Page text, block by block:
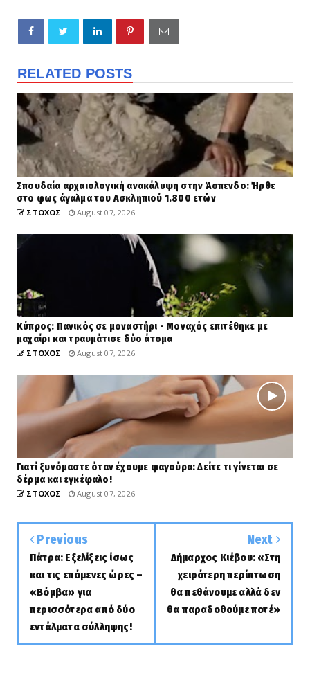
RELATED POSTS
Σπουδαία αρχαιολογική ανακάλυψη στην Άσπενδο: Ήρθε
στο φως άγαλμα του Ασκληπιού 1.800 ετών
ΣΤΟΧΟΣ August 07, 2026
Κύπρος: Πανικός σε μοναστήρι - Μοναχός επιτέθηκε με
μαχαίρι και τραυμάτισε δύο άτομα
ΣΤΟΧΟΣ August 07, 2026
Γιατί ξυνόμαστε όταν έχουμε φαγούρα: Δείτε τι γίνεται σε
δέρμα και εγκέφαλο!
ΣΤΟΧΟΣ August 07, 2026
Previous
Πάτρα: Εξελίξεις ίσως
και τις επόμενες ώρες –
«Βόμβα» για
περισσότερα από δύο
εντάλματα σύλληψης!
Next
Δήμαρχος Κιέβου: «Στη
χειρότερη περίπτωση
θα πεθάνουμε αλλά δεν
θα παραδοθούμε ποτέ»